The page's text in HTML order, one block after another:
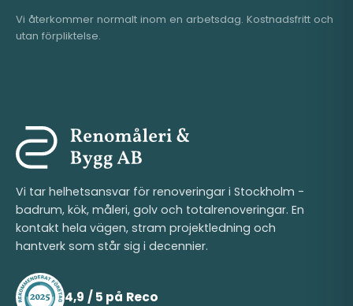
Vi återkommer normalt inom en arbetsdag. Kostnadsfritt och
utan förpliktelse.
Vi tar helhetsansvar för renoveringar i Stockholm -
badrum, kök, måleri, golv och totalrenoveringar. En
kontakt hela vägen, stram projektledning och
hantverk som står sig i decennier.
4,9 / 5 på Reco